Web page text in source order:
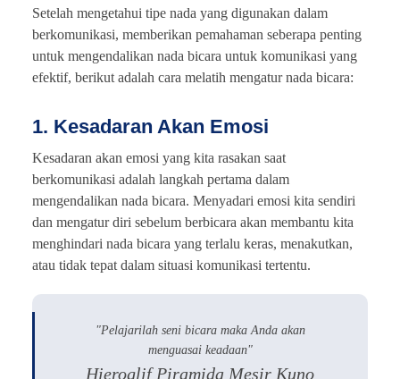
Setelah mengetahui tipe nada yang digunakan dalam
berkomunikasi, memberikan pemahaman seberapa penting
untuk mengendalikan nada bicara untuk komunikasi yang
efektif, berikut adalah cara melatih mengatur nada bicara:
1. Kesadaran Akan Emosi
Kesadaran akan emosi yang kita rasakan saat
berkomunikasi adalah langkah pertama dalam
mengendalikan nada bicara. Menyadari emosi kita sendiri
dan mengatur diri sebelum berbicara akan membantu kita
menghindari nada bicara yang terlalu keras, menakutkan,
atau tidak tepat dalam situasi komunikasi tertentu.
"Pelajarilah seni bicara maka Anda akan
menguasai keadaan"
Hieroglif Piramida Mesir Kuno